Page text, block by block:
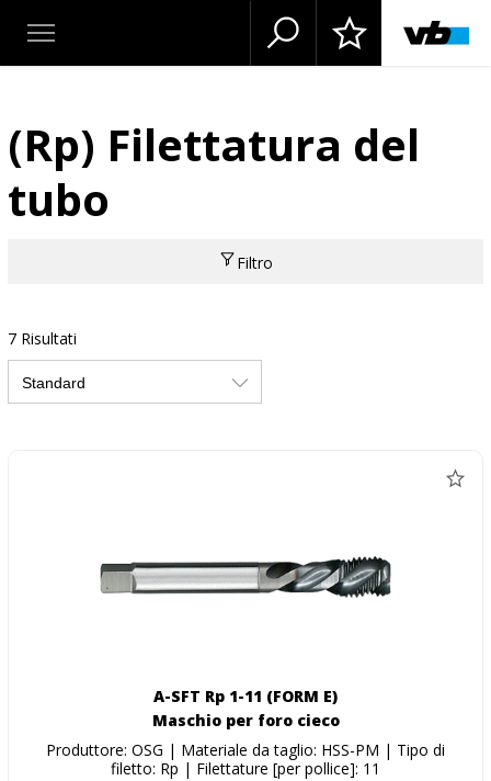
(Rp) Filettatura del
tubo
Filtro
7 Risultati
A-SFT Rp 1-11 (FORM E)
Maschio per foro cieco
Produttore: OSG | Materiale da taglio: HSS-PM | Tipo di
filetto: Rp | Filettature [per pollice]: 11